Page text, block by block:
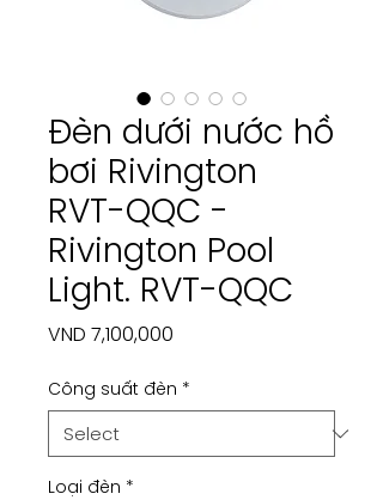
Đèn dưới nước hồ
bơi Rivington
RVT-QQC -
Rivington Pool
Light. RVT-QQC
VND 7,100,000
Công suất đèn *
Loại đèn *